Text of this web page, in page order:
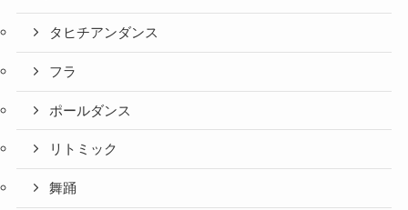
タヒチアンダンス
フラ
ポールダンス
リトミック
舞踊